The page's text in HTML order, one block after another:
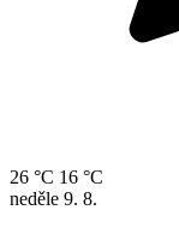
26 °C 16 °C
neděle 9. 8.